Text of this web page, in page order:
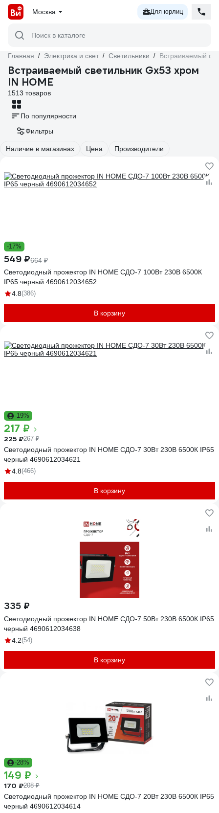
Москва Для юрлиц
Поиск в каталоге
Главная / Электрика и свет / Светильники / Встраиваемый
Встраиваемый светильник Gx53 хром
IN HOME
1513 товаров
По популярности
Фильтры
Наличие в магазинах Цена Производители
-17%
549 ₽664 ₽
Светодиодный прожектор IN HOME СДО-7 100Вт 230В 6500К
IP65 черный 4690612034652
4.8(386)
В корзину
-19%
217 ₽
225 ₽267 ₽
Светодиодный прожектор IN HOME СДО-7 30Вт 230В 6500К IP65
черный 4690612034621
4.8(466)
В корзину
335 ₽
Светодиодный прожектор IN HOME СДО-7 50Вт 230В 6500К IP65
черный 4690612034638
4.2(54)
В корзину
-28%
149 ₽
170 ₽208 ₽
Светодиодный прожектор IN HOME СДО-7 20Вт 230В 6500К IP65
черный 4690612034614